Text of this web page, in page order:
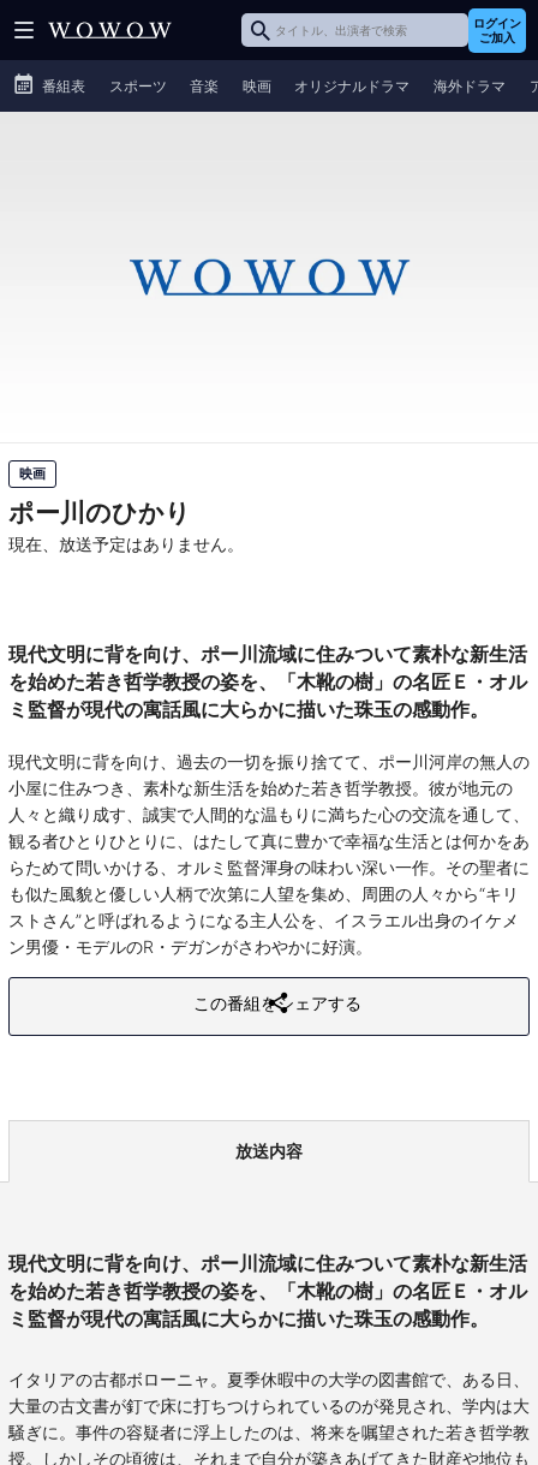
ログイン
ご加入
番組表 スポーツ 音楽 映画 オリジナルドラマ 海外ドラマ
映画
ポー川のひかり
現在、放送予定はありません。
現代文明に背を向け、ポー川流域に住みついて素朴な新生活
を始めた若き哲学教授の姿を、「木靴の樹」の名匠Ｅ・オル
ミ監督が現代の寓話風に大らかに描いた珠玉の感動作。
現代文明に背を向け、過去の一切を振り捨てて、ポー川河岸の無人の
小屋に住みつき、素朴な新生活を始めた若き哲学教授。彼が地元の
人々と織り成す、誠実で人間的な温もりに満ちた心の交流を通して、
観る者ひとりひとりに、はたして真に豊かで幸福な生活とは何かをあ
らためて問いかける、オルミ監督渾身の味わい深い一作。その聖者に
も似た風貌と優しい人柄で次第に人望を集め、周囲の人々から“キリ
ストさん”と呼ばれるようになる主人公を、イスラエル出身のイケメ
ン男優・モデルのR・デガンがさわやかに好演。
この番組をシェアする
放送内容
現代文明に背を向け、ポー川流域に住みついて素朴な新生活
を始めた若き哲学教授の姿を、「木靴の樹」の名匠Ｅ・オル
ミ監督が現代の寓話風に大らかに描いた珠玉の感動作。
イタリアの古都ボローニャ。夏季休暇中の大学の図書館で、ある日、
大量の古文書が釘で床に打ちつけられているのが発見され、学内は大
騒ぎに。事件の容疑者に浮上したのは、将来を嘱望された若き哲学教
授。しかしその頃彼は、それまで自分が築きあげてきた財産や地位も